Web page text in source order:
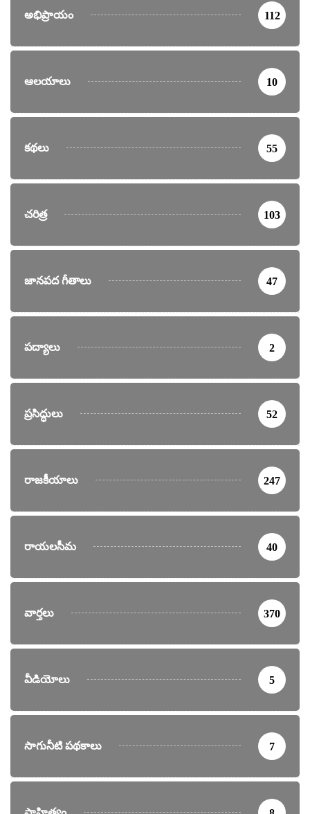
అభిప్రాయం 112
ఆలయాలు 10
కథలు 55
చరిత్ర 103
జానపద గీతాలు 47
పద్యాలు 2
ప్రసిద్ధులు 52
రాజకీయాలు 247
రాయలసీమ 40
వార్తలు 370
వీడియోలు 5
సాగునీటి పథకాలు 7